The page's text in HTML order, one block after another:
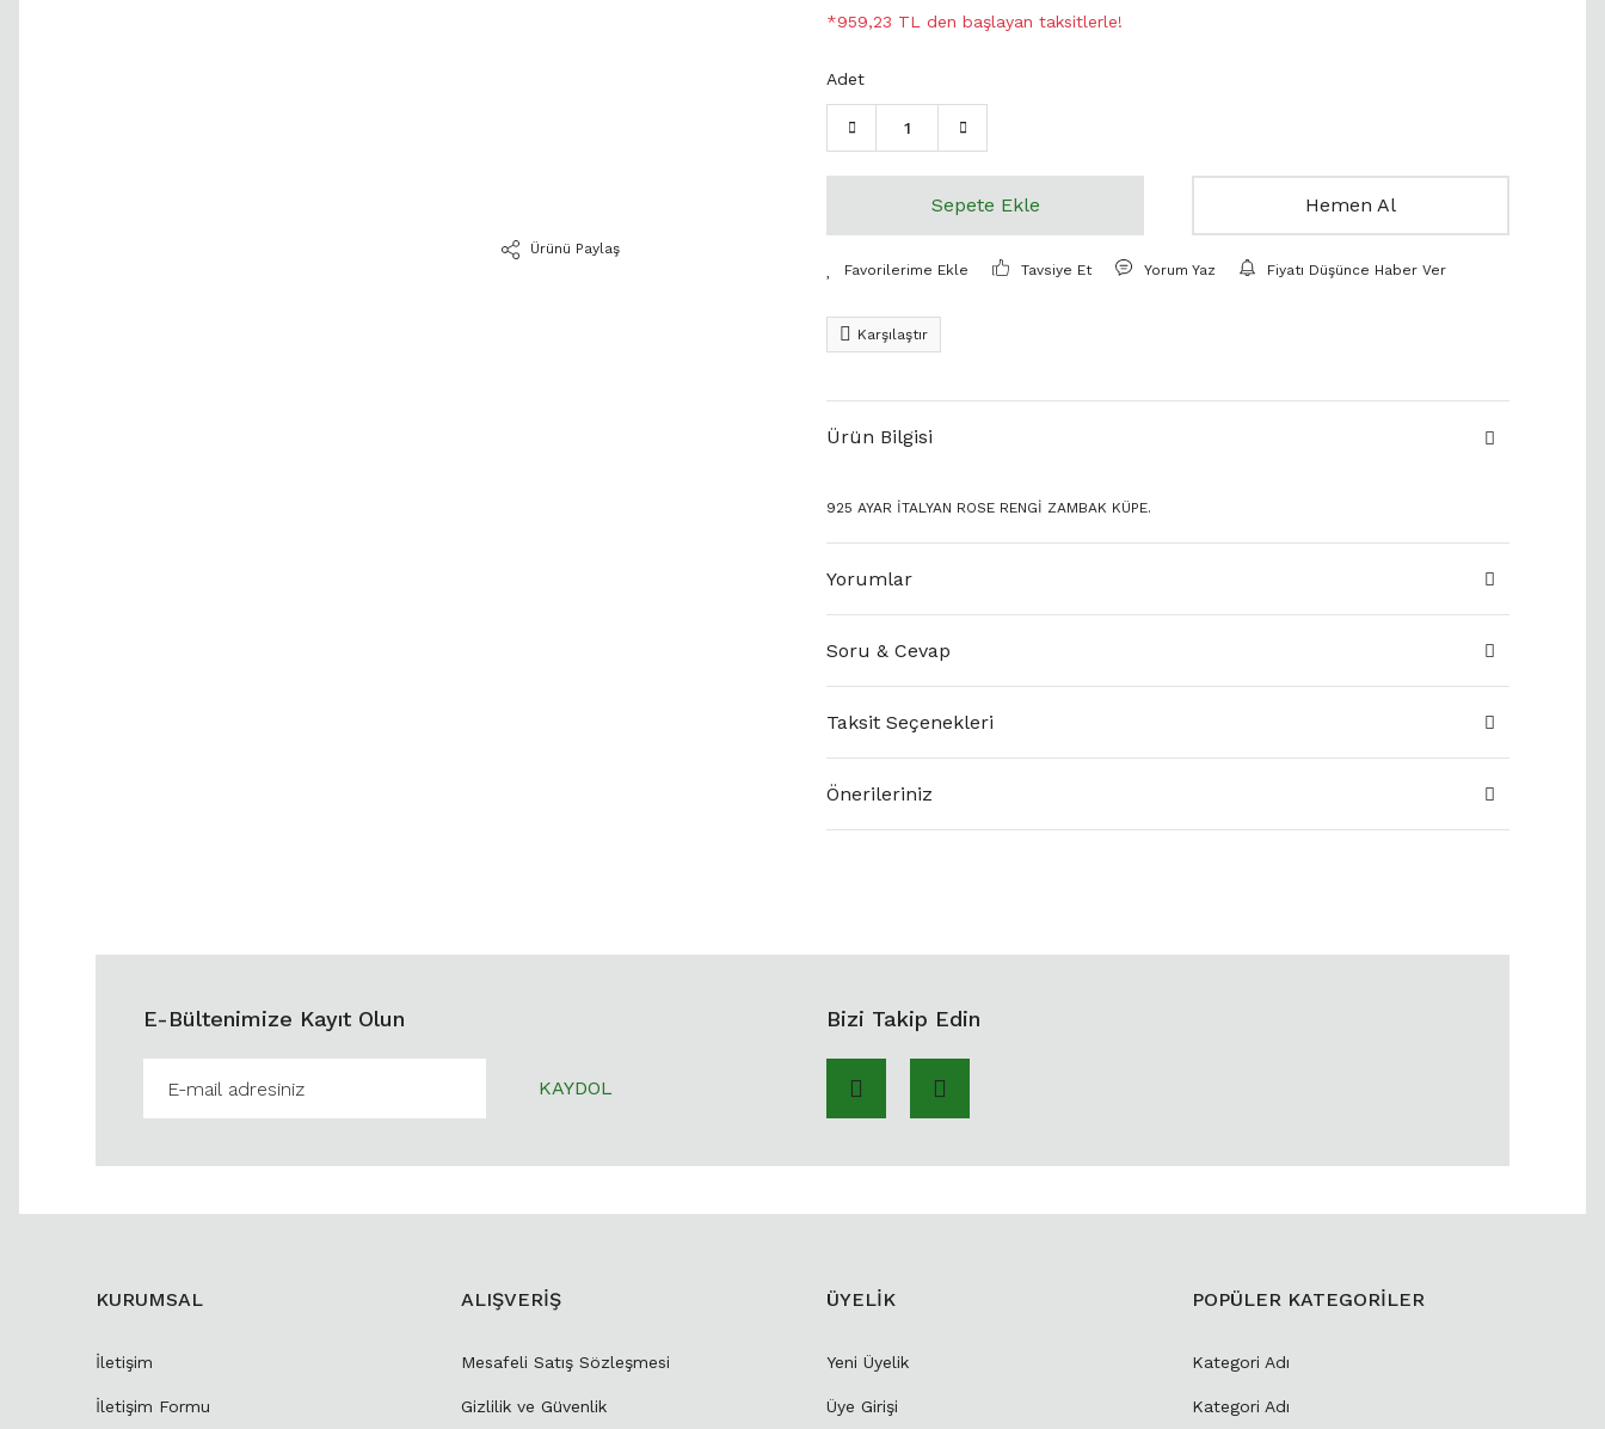
Ürünü Paylaş
*959,23 TL den başlayan taksitlerle!
Adet
Sepete Ekle Hemen Al
Tavsiye Et Yorum Yaz Fiyatı Düşünce Haber Ver
Karşılaştır
Ürün Bilgisi
925 AYAR İTALYAN ROSE RENGİ ZAMBAK KÜPE.
Yorumlar
Soru & Cevap
Taksit Seçenekleri
Önerileriniz
E-Bültenimize Kayıt Olun
KAYDOL
Bizi Takip Edin
KURUMSAL
İletişim
İletişim Formu
ALIŞVERİŞ
Mesafeli Satış Sözleşmesi
Gizlilik ve Güvenlik
ÜYELİK
Yeni Üyelik
Üye Girişi
POPÜLER KATEGORİLER
Kategori Adı
Kategori Adı